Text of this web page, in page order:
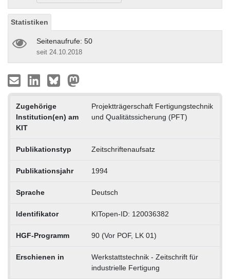
Statistiken
Seitenaufrufe: 50
seit 24.10.2018
Zugehörige
Institution(en) am
KIT
Projektträgerschaft Fertigungstechnik
und Qualitätssicherung (PFT)
Publikationstyp Zeitschriftenaufsatz
Publikationsjahr 1994
Sprache Deutsch
Identifikator KITopen-ID: 120036382
HGF-Programm 90 (Vor POF, LK 01)
Erschienen in
Werkstattstechnik - Zeitschrift für
industrielle Fertigung